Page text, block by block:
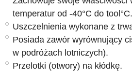
temperatur od -40°C do tool°C.
Uszczelnienia wykonane z
Posiada zawór wyrównujący
w podróżach lotniczych).
Przelotki (otwory) na kłódkę.